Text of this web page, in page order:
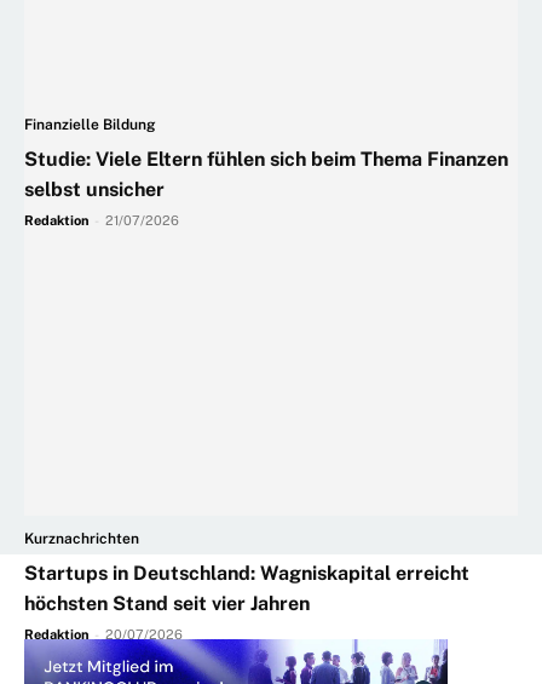
Finanzielle Bildung
Studie: Viele Eltern fühlen sich beim Thema Finanzen
selbst unsicher
Redaktion 21/07/2026
Kurznachrichten
Startups in Deutschland: Wagniskapital erreicht
höchsten Stand seit vier Jahren
Redaktion - 20/07/2026